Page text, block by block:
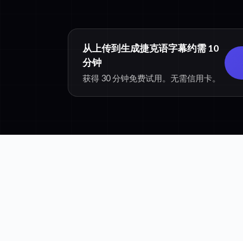
从上传到生成捷克语字幕约需 10
分钟
获得 30 分钟免费试用。无需信用卡。